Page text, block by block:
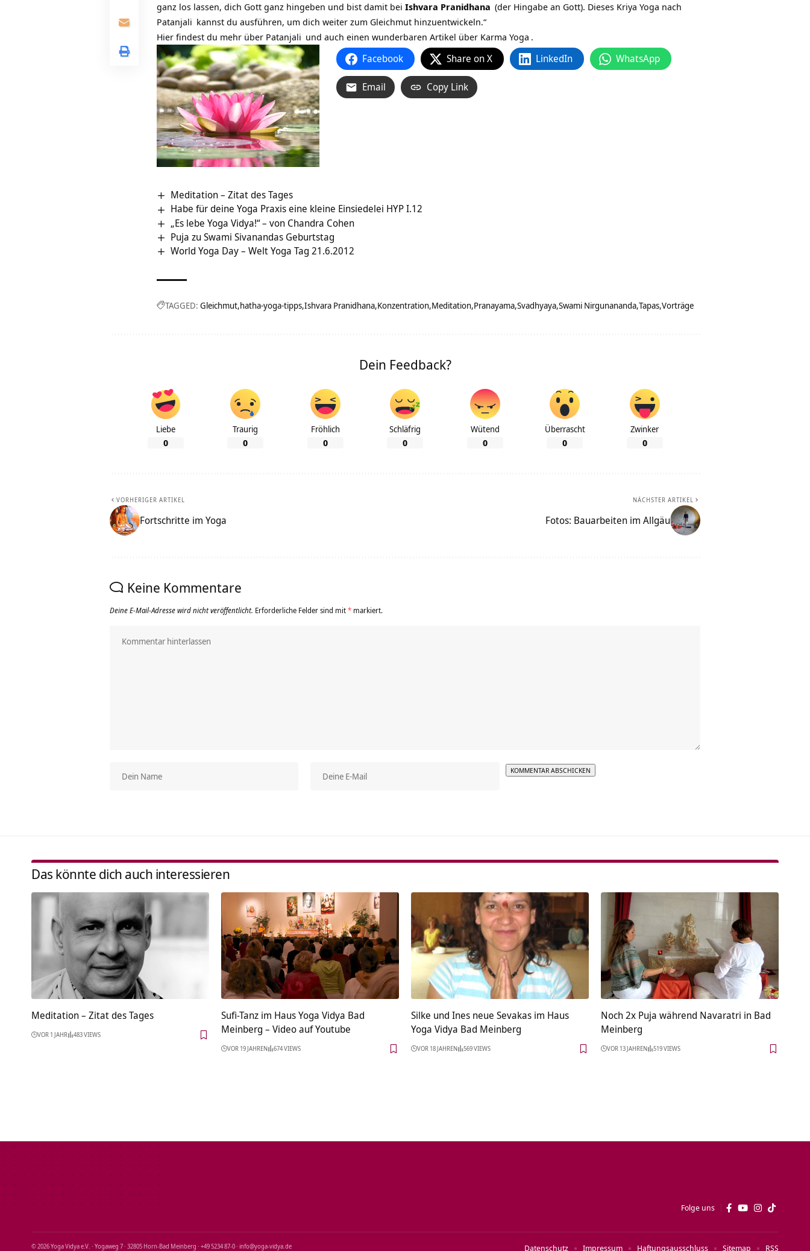
ganz los lassen, dich Gott ganz hingeben und bist damit bei Ishvara Pranidhana (der Hingabe an Gott). Dieses Kriya Yoga nach
Patanjali kannst du ausführen, um dich weiter zum Gleichmut hinzuentwickeln.“
Hier findest du mehr über Patanjali und auch einen wunderbaren Artikel über Karma Yoga .
Facebook Share on X LinkedIn WhatsApp
Email Copy Link
Meditation – Zitat des Tages
Habe für deine Yoga Praxis eine kleine Einsiedelei HYP I.12
„Es lebe Yoga Vidya!“ – von Chandra Cohen
Puja zu Swami Sivanandas Geburtstag
World Yoga Day – Welt Yoga Tag 21.6.2012
TAGGED: Gleichmut hatha-yoga-tipps Ishvara Pranidhana Konzentration Meditation Pranayama Svadhyaya Swami Nirgunananda Tapas Vorträge
Dein Feedback?
Liebe
0
Traurig
0
Fröhlich
0
Schläfrig
0
Wütend
0
Überrascht
0
Zwinker
0
VORHERIGER ARTIKEL
Fortschritte im Yoga
NÄCHSTER ARTIKEL
Fotos: Bauarbeiten im Allgäu
Keine Kommentare
Deine E-Mail-Adresse wird nicht veröffentlicht. Erforderliche Felder sind mit* markiert.
Das könnte dich auch interessieren
Meditation – Zitat des Tages
VOR 1 JAHR 483 VIEWS
Sufi-Tanz im Haus Yoga Vidya Bad
Meinberg – Video auf Youtube
VOR 19 JAHREN 674 VIEWS
Silke und Ines neue Sevakas im Haus
Yoga Vidya Bad Meinberg
VOR 18 JAHREN 569 VIEWS
Noch 2x Puja während Navaratri in Bad
Meinberg
VOR 13 JAHREN 519 VIEWS
Folge uns
© 2026 Yoga Vidya e.V. · Yogaweg 7 · 32805 Horn‑Bad Meinberg · +49 5234 87‑0 · info@yoga‑vidya.de Datenschutz Impressum Haftungsausschluss Sitemap RSS